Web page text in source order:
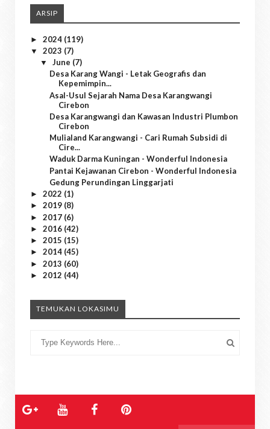
ARSIP
► 2024 (119)
▼ 2023 (7)
▼ June (7)
Desa Karang Wangi - Letak Geografis dan
Kepemimpin...
Asal-Usul Sejarah Nama Desa Karangwangi
Cirebon
Desa Karangwangi dan Kawasan Industri Plumbon
Cirebon
Mulialand Karangwangi - Cari Rumah Subsidi di
Cire...
Waduk Darma Kuningan - Wonderful Indonesia
Pantai Kejawanan Cirebon - Wonderful Indonesia
Gedung Perundingan Linggarjati
► 2022 (1)
► 2019 (8)
► 2017 (6)
► 2016 (42)
► 2015 (15)
► 2014 (45)
► 2013 (60)
► 2012 (44)
TEMUKAN LOKASIMU